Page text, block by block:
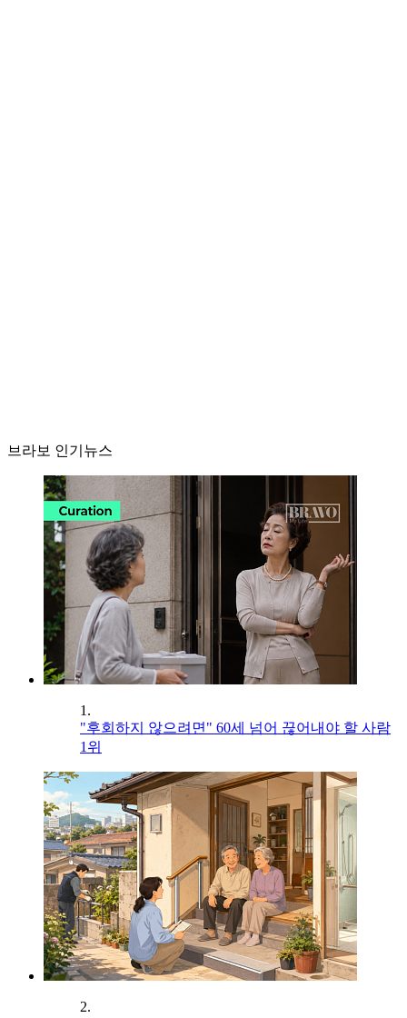
브라보 인기뉴스
1.
"후회하지 않으려면" 60세 넘어 끊어내야 할 사람
1위
2.